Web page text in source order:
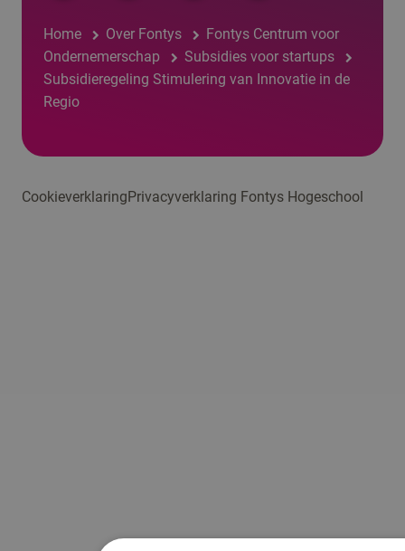
Home Over Fontys
Fontys Centrum voor
Ondernemerschap
Subsidies voor startups
Subsidieregeling Stimulering van Innovatie in de
Regio
CookieverklaringPrivacyverklaring Fontys Hogeschool